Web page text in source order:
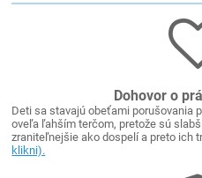
Dohovor o
Deti sa stavajú obeťami porušovania
oveľa ľahším terčom, pretože sú
zraniteľnejšie ako dospelí a preto ich
klikni).